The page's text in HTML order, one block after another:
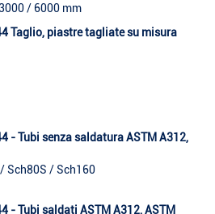
/ 6000 mm
Taglio, piastre tagliate su misura
- Tubi senza saldatura ASTM A312,
Sch80S / Sch160
- Tubi saldati ASTM A312, ASTM